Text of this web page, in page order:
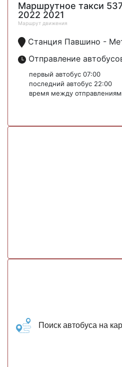
Маршрутное такси
2022 2021
Маршрут движения
Станция Павшино -
Отправление
первый автобус 07:00
последний автобус 22:00
время между
Поиск автобуса на